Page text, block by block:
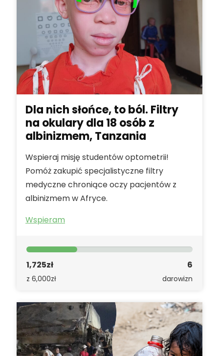
Dla nich słońce, to ból. Filtry
na okulary dla 18 osób z
albinizmem, Tanzania
Wspieraj misję studentów optometrii!
Pomóż zakupić specjalistyczne filtry
medyczne chroniące oczy pacjentów z
albinizmem w Afryce.
Wspieram
1,725zł
z 6,000zł
6
darowizn